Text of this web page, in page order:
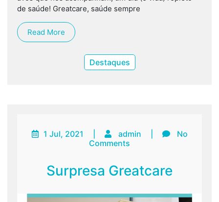
de saúde! Greatcare, saúde sempre
Read More
Destaques
1 Jul, 2021 admin
No
Comments
Surpresa Greatcare